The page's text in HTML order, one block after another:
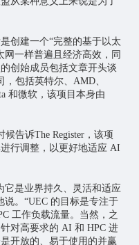
创建一个“完整的基于以太
网一样普遍且经济高效，同
创始成员包括文章开头谈
包括英特尔、AMD、
和微软，该项目本身由
告诉The Register，该项
行调整，以更好地适应 AI
它是业界持久、灵活和适应
。“UEC 的目标是专注于
工作负载流量。当然，之
对高要求的 AI 和 HPC 进
开放的、易于使用的并赢